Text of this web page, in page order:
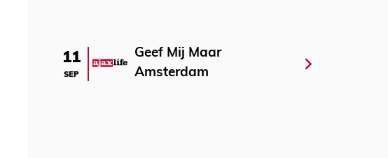
11
SEP
Geef Mij Maar
Amsterdam